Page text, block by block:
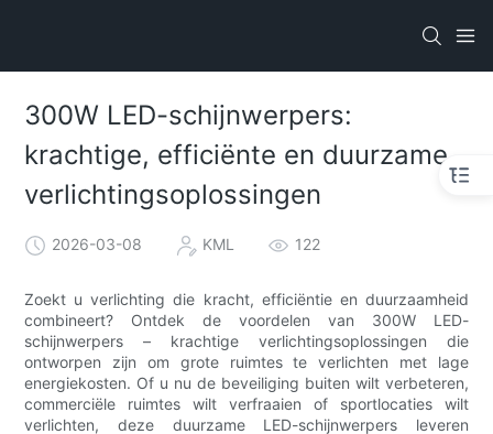
300W LED-schijnwerpers:
krachtige, efficiënte en duurzame
verlichtingsoplossingen
2026-03-08 KML 122
Zoekt u verlichting die kracht, efficiëntie en duurzaamheid
combineert? Ontdek de voordelen van 300W LED-
schijnwerpers – krachtige verlichtingsoplossingen die
ontworpen zijn om grote ruimtes te verlichten met lage
energiekosten. Of u nu de beveiliging buiten wilt verbeteren,
commerciële ruimtes wilt verfraaien of sportlocaties wilt
verlichten, deze duurzame LED-schijnwerpers leveren